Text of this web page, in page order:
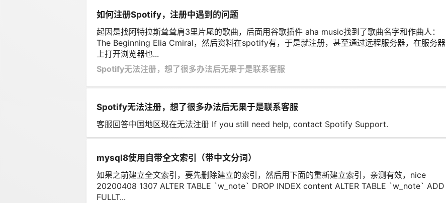
如何注册Spotify，注册中遇到的问题
起因是找阿特拉斯耸耸肩3里片尾的歌曲，后面用谷歌插件 aha music找到了歌曲名字和作曲人：
The Beginning Elia Cmiral，然后资料在spotify有，于是就注册，甚至通过远程服务器，在服务器
上打开浏览器也...
Spotify无法注册，想了很多办法后无果于是联系客服
Spotify无法注册，想了很多办法后无果于是联系客服
客服回答中国地区现在无法注册 If you still need help, contact Spotify Support.
mysql8使用自带全文索引（带中文分词）
如果之前建立全文索引，要先删除建立的索引，然后用下面的重新建立索引，亲测有效，nice
20200408 1307 ALTER TABLE `w_note` DROP INDEX content ALTER TABLE `w_note` ADD
FULLT...